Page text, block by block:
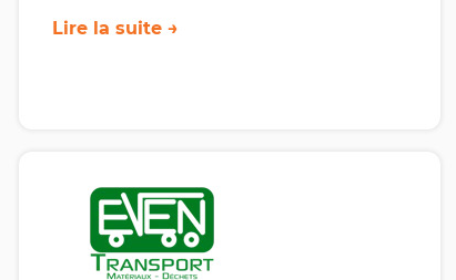
Lire la suite →